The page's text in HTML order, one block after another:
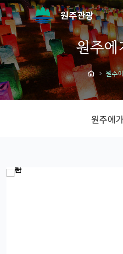
원주관광
원주에
원주
원주에